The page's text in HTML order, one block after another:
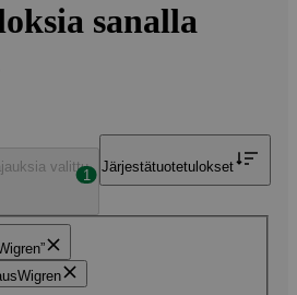
sanalla
Wigren
valittu
1
Järjestätuotetulokset